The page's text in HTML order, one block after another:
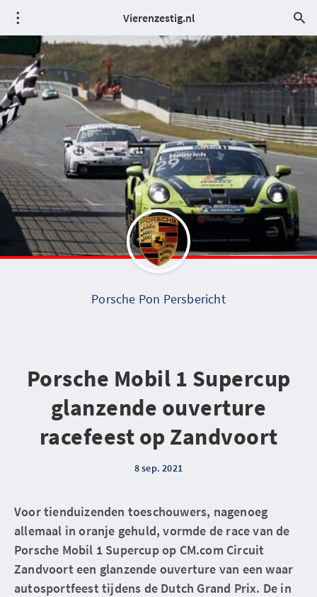
Vierenzestig.nl
Porsche Pon Persbericht
Porsche Mobil 1 Supercup
glanzende ouverture
racefeest op Zandvoort
8 sep. 2021
Voor tienduizenden toeschouwers, nagenoeg
allemaal in oranje gehuld, vormde de race van de
Porsche Mobil 1 Supercup op CM.com Circuit
Zandvoort een glanzende ouverture van een waar
autosportfeest tijdens de Dutch Grand Prix. De in